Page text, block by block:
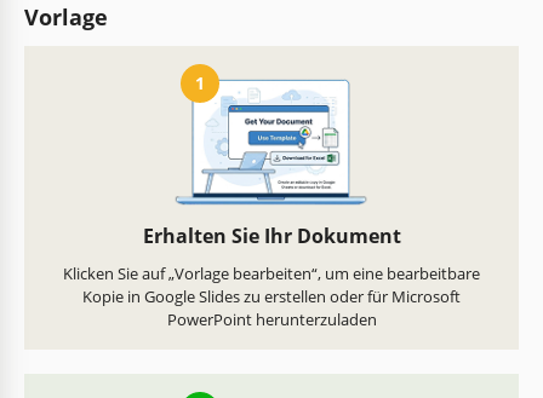
Vorlage
1
Erhalten Sie Ihr Dokument
Klicken Sie auf „Vorlage bearbeiten“, um eine bearbeitbare
Kopie in Google Slides zu erstellen oder für Microsoft
PowerPoint herunterzuladen